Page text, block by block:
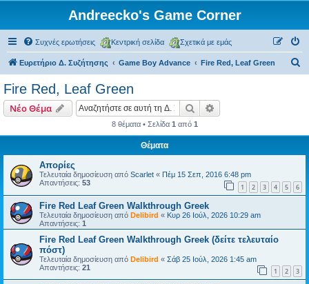
Andreecko's Game Corner
Συχνές ερωτήσεις Κεντρική σελίδα Σχετικά με εμάς
Ευρετήριο Δ. Συζήτησης Game Boy Advance Fire Red, Leaf Green
η
Fire Red, Leaf Green
Νέο Θέμα Αναζήτηση
8 θέματα • Σελίδα 1 από 1
Θέματα
Απορίες
Τελευταία δημοσίευση από Scarlet « Πέμ 15 Σεπ, 2016 6:48 pm
Απαντήσεις: 53 1 2 3 4 5 6
Fire Red Leaf Green Walkthrough Greek
Τελευταία δημοσίευση από Delibird « Κυρ 26 Ιούλ, 2026 10:29 am
Απαντήσεις: 1
Fire Red Leaf Green Walkthrough Greek (δείτε τελευταίο
πόστ)
Τελευταία δημοσίευση από Delibird « Σάβ 25 Ιούλ, 2026 1:45 am
Απαντήσεις: 21 1 2 3